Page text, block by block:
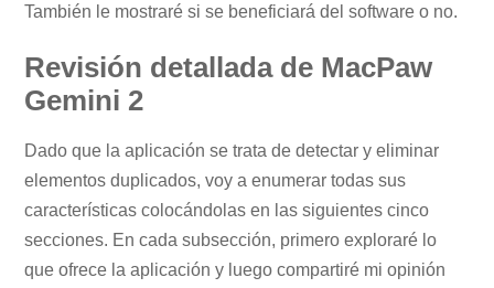
También le mostraré si se beneficiará del software o no.
Revisión detallada de MacPaw
Gemini 2
Dado que la aplicación se trata de detectar y eliminar
elementos duplicados, voy a enumerar todas sus
características colocándolas en las siguientes cinco
secciones. En cada subsección, primero exploraré lo
que ofrece la aplicación y luego compartiré mi opinión